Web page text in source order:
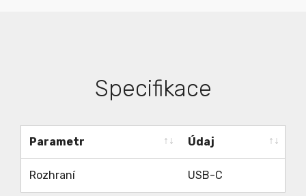
Specifikace
Parametr
Údaj
Rozhraní USB-C